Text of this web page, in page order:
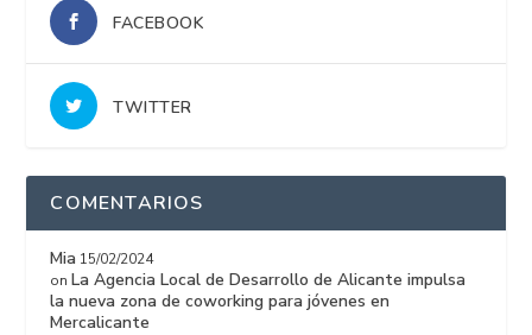
FACEBOOK
TWITTER
COMENTARIOS
Mia 15/02/2024
on La Agencia Local de Desarrollo de Alicante impulsa
la nueva zona de coworking para jóvenes en
Mercalicante